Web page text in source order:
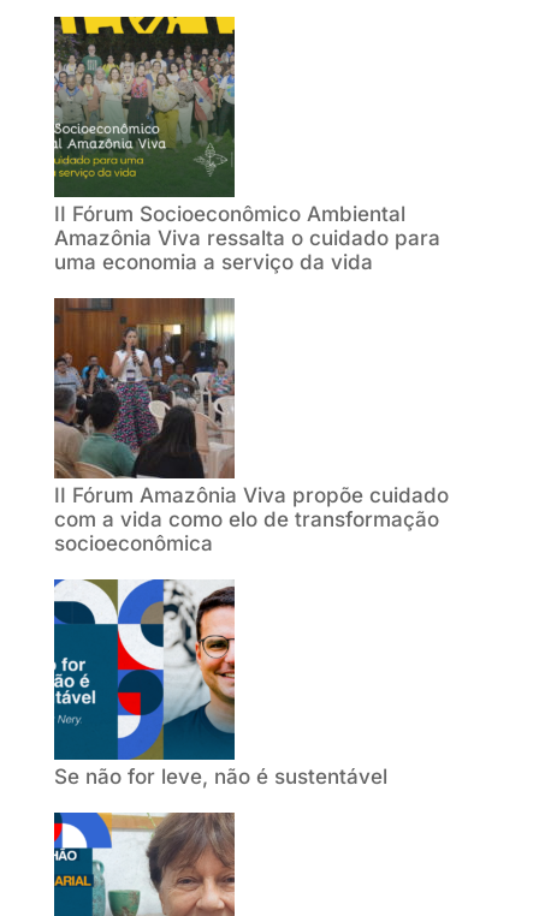
II Fórum Socioeconômico Ambiental
Amazônia Viva ressalta o cuidado para
uma economia a serviço da vida
II Fórum Amazônia Viva propõe cuidado
com a vida como elo de transformação
socioeconômica
Se não for leve, não é sustentável